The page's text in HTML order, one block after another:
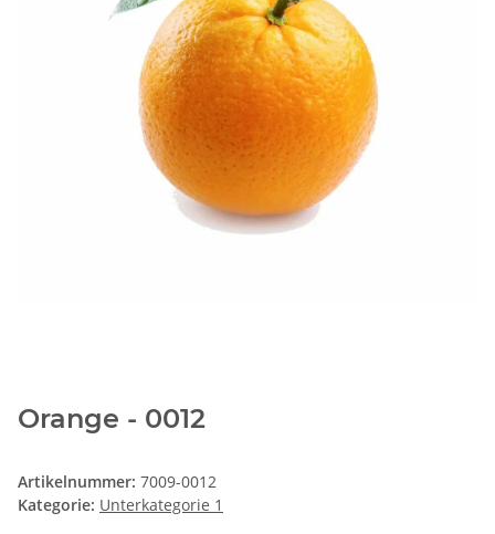
Orange - 0012
Artikelnummer: 7009-0012
Kategorie: Unterkategorie 1